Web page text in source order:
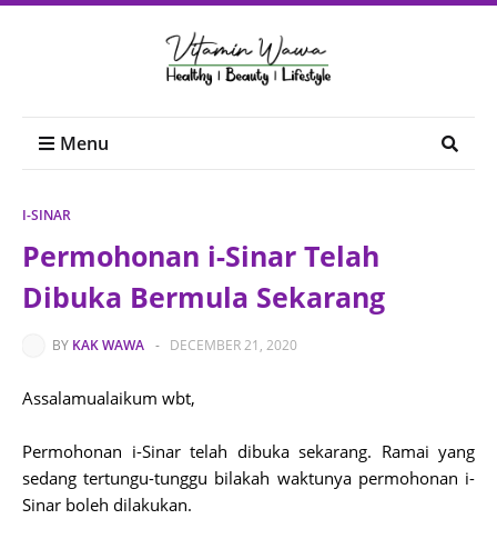
Menu
I-SINAR
Permohonan i-Sinar Telah
Dibuka Bermula Sekarang
BY KAK WAWA - DECEMBER 21, 2020
Assalamualaikum wbt,
Permohonan i-Sinar telah dibuka sekarang. Ramai yang
sedang tertungu-tunggu bilakah waktunya permohonan i-
Sinar boleh dilakukan.